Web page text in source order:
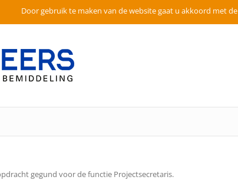
Door gebruik te maken van de website gaat u akkoord met de
gegund voor de functie Projectsecretaris.